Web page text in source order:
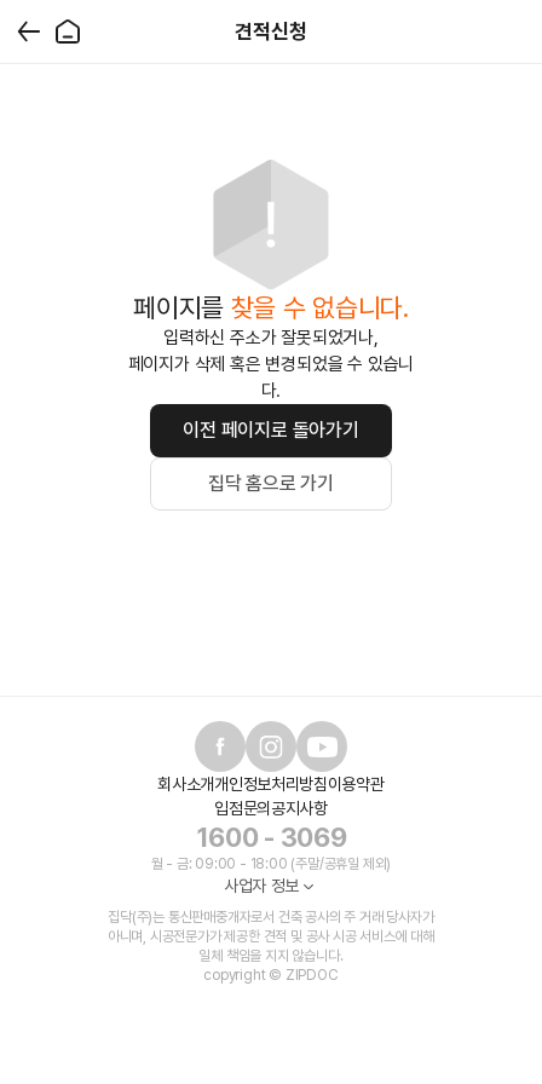
견적신청
페이지를 찾을 수 없습니다.
입력하신 주소가 잘못되었거나,
페이지가 삭제 혹은 변경되었을 수 있습니
다.
이전 페이지로 돌아가기
집닥 홈으로 가기
회사소개개인정보처리방침이용약관
입점문의 공지사항
1600 - 3069
월 - 금: 09:00 - 18:00 (주말/공휴일 제외)
사업자 정보
집닥(주)는 통신판매중개자로서 건축 공사의 주 거래 당사자가
아니며, 시공전문가가 제공한 견적 및 공사 시공 서비스에 대해
일체 책임을 지지 않습니다.
copyright © ZIPDOC